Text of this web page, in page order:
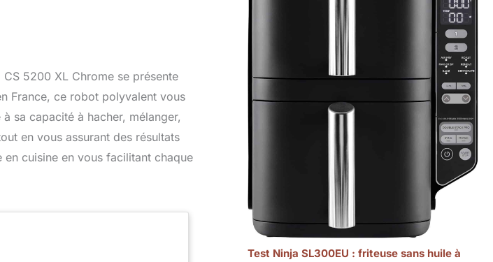
5200 XL Chrome se présente
France, ce robot polyvalent vous
sa capacité à hacher, mélanger,
en vous assurant des résultats
cuisine en vous facilitant chaque
Test Ninja SL300EU : friteuse sans huile à